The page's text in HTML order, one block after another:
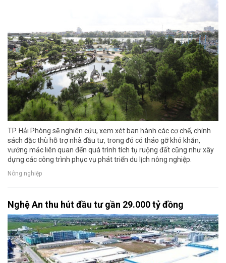
TP. Hải Phòng sẽ nghiên cứu, xem xét ban hành các cơ chế, chính
sách đặc thù hỗ trợ nhà đầu tư, trong đó có tháo gỡ khó khăn,
vướng mắc liên quan đến quá trình tích tụ ruộng đất cũng như xây
dựng các công trình phục vụ phát triển du lịch nông nghiệp.
Nông nghiệp
Nghệ An thu hút đầu tư gần 29.000 tỷ đồng